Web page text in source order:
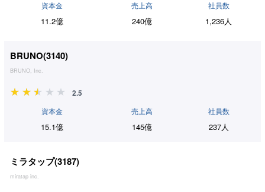
資本金
11.2億
売上高
240億
社員数
1,236人
BRUNO(3140)
BRUNO, Inc.
2.5
資本金
15.1億
売上高
145億
社員数
237人
ミラタップ(3187)
miratap inc.